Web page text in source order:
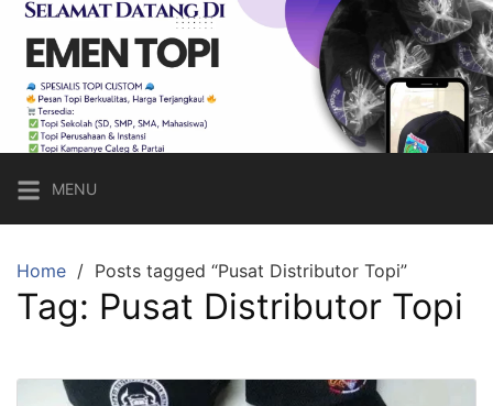
Skip
content
Emen
Topi
Topi
Custom
Harga
Bersahabat!
083821620656
MENU
Home Posts tagged “Pusat Distributor Topi”
Tag: Pusat Distributor Topi